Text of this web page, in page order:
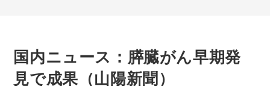
国内ニュース：膵臓がん早期発
見で成果（山陽新聞）